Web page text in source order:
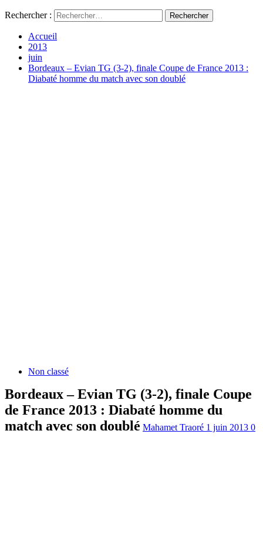
Rechercher :
Accueil
2013
juin
Bordeaux – Evian TG (3-2), finale Coupe de France 2013 :
Diabaté homme du match avec son doublé
Non classé
Bordeaux – Evian TG (3-2), finale Coupe
de France 2013 : Diabaté homme du
match avec son doublé Mahamet Traoré 1 juin 2013 0